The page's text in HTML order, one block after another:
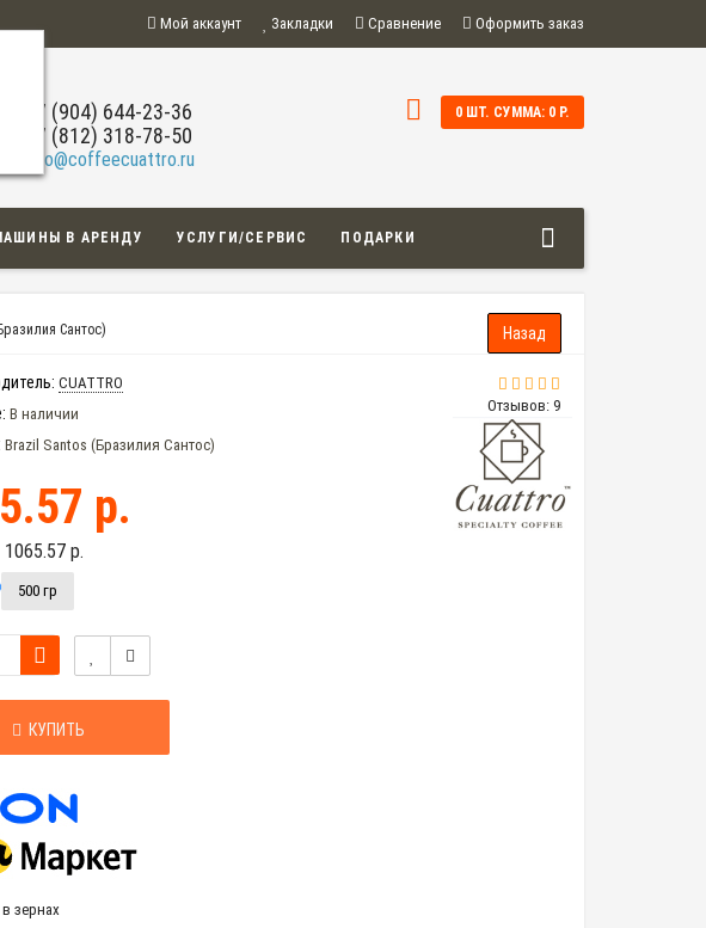
Мой аккаунт Закладки Сравнение Оформить заказ
+7 (904) 644-23-36
+7 (812) 318-78-50
info@coffeecuattro.ru
0 ШТ. СУММА: 0 Р.
В АРЕНДУ УСЛУГИ/СЕРВИС ПОДАРКИ
Сантос)
Отзывов: 9
CUATTRO
В наличии
Brazil Santos (Бразилия Сантос)
р.
1065.57 р.
500 гр
КУПИТЬ
зернах